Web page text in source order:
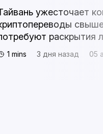
ужесточает
раскрытия
1 mins 3 дня назад 05